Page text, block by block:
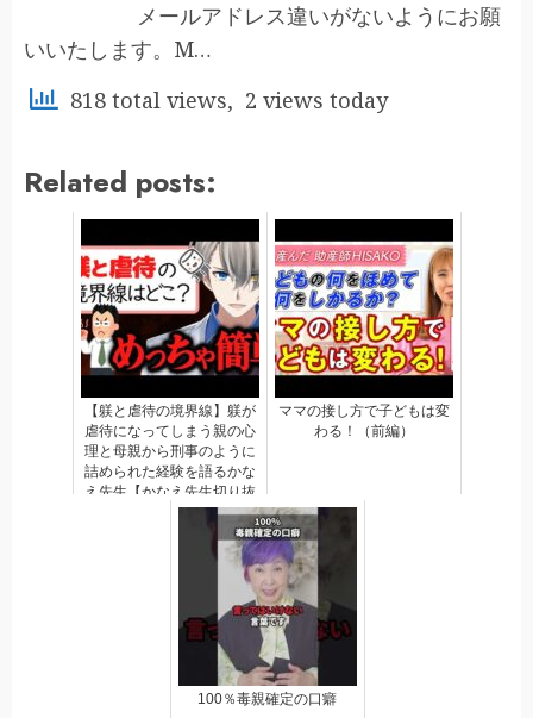
メールアドレス違いがないようにお願
いいたします。M…
818 total views, 2 views today
Related posts:
【躾と虐待の境界線】躾が
虐待になってしまう親の心
理と母親から刑事のように
詰められた経験を語るかな
え先生【かなえ先生切り抜
き】毒親 Vtuber しつけ
ママの接し方で子どもは変
わる！（前編）
100％毒親確定の口癖